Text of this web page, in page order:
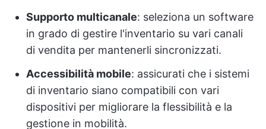
Supporto multicanale: seleziona un software
in grado di gestire l'inventario su vari canali
di vendita per mantenerli sincronizzati.
Accessibilità mobile: assicurati che i sistemi
di inventario siano compatibili con vari
dispositivi per migliorare la flessibilità e la
gestione in mobilità.